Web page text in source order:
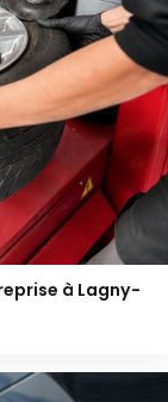
à Lagny-